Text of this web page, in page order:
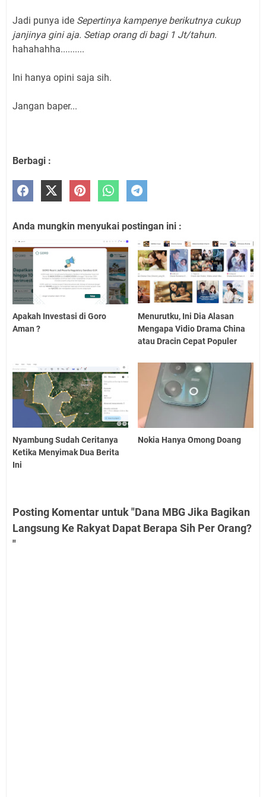
Jadi punya ide Sepertinya kampenye berikutnya cukup
janjinya gini aja. Setiap orang di bagi 1 Jt/tahun.
hahahahha..........
Ini hanya opini saja sih.
Jangan baper...
Berbagi :
Anda mungkin menyukai postingan ini :
Apakah Investasi di Goro
Aman ?
Menurutku, Ini Dia Alasan
Mengapa Vidio Drama China
atau Dracin Cepat Populer
Nyambung Sudah Ceritanya
Ketika Menyimak Dua Berita
Ini
Nokia Hanya Omong Doang
Posting Komentar untuk "Dana MBG Jika Bagikan
Langsung Ke Rakyat Dapat Berapa Sih Per Orang?
"